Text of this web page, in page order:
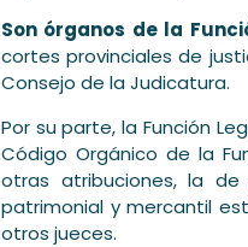
Son órganos de la
cortes provinciales de
Consejo de la Judicatura.
Por su parte, la Función
Código Orgánico de la
otras atribuciones, la
patrimonial y mercantil
otros jueces.